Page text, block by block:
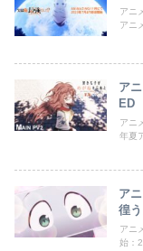
アニ
アニ
ア
ED
アニ
年夏
ア
徨
アニ
始：